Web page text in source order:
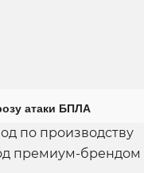
атаки БПЛА